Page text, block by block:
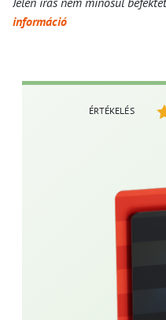
információ
ÉRTÉKELÉS